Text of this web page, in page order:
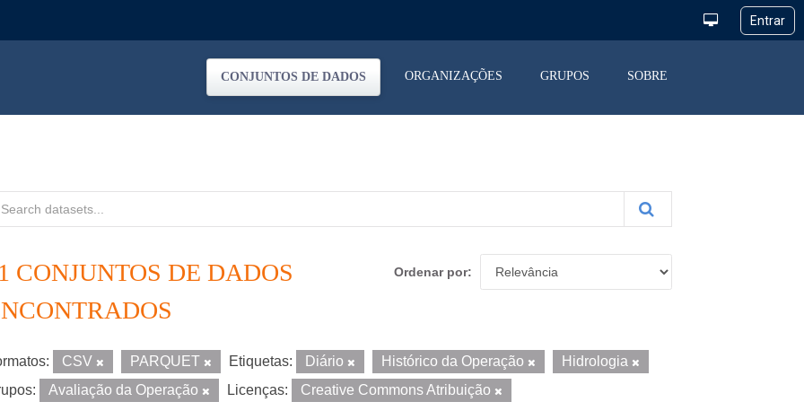
CONJUNTOS DE DADOS ORGANIZAÇÕES GRUPOS SOBRE
Ordenar por
CONJUNTOS DE DADOS
CSV PARQUET Etiquetas: Diário Histórico da Operação
Hidrologia
Avaliação da Operação Licenças: Creative Commons Atribuição